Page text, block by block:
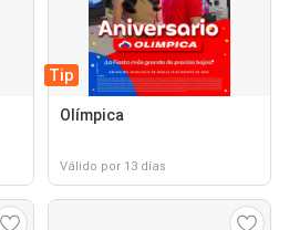
Tip
Olímpica
Válido por 13 días